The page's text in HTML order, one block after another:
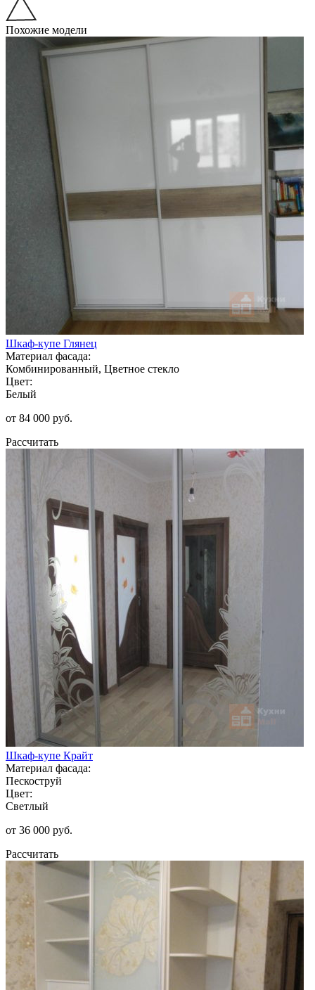
Похожие модели
Шкаф-купе Глянец
Материал фасада:
Комбинированный, Цветное стекло
Цвет:
Белый
от 84 000 руб.
Рассчитать
Шкаф-купе Крайт
Материал фасада:
Пескоструй
Цвет:
Светлый
от 36 000 руб.
Рассчитать